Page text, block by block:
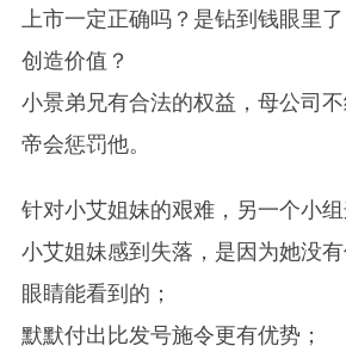
上市一定正确吗？是钻到钱眼里
创造价值？
小景弟兄有合法的权益，母公司
帝会惩罚他。
针对小艾姐妹的艰难，另一个小组
小艾姐妹感到失落，是因为她没
眼睛能看到的；
默默付出比发号施令更有优势；